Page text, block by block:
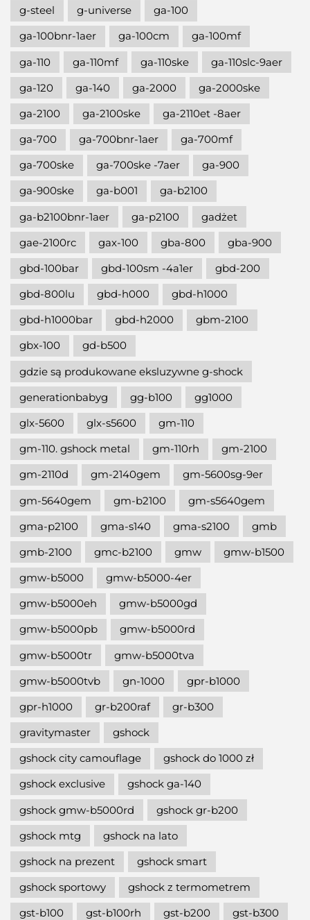
g-steel
g-universe
ga-100
ga-100bnr-1aer
ga-100cm
ga-100mf
ga-110
ga-110mf ga-110ske
ga-110slc-9aer
ga-120
ga-140 ga-2000
ga-2000ske
ga-2100
ga-2100ske
ga-2110et -8aer
ga-700
ga-700bnr-1aer
ga-700mf
ga-700ske
ga-700ske -7aer
ga-900
ga-900ske
ga-b001
ga-b2100
ga-b2100bnr-1aer
ga-p2100
gadżet
gae-2100rc
gax-100 gba-800
gba-900
gbd-100bar
gbd-100sm -4a1er
gbd-200
gbd-800lu
gbd-h000
gbd-h1000
gbd-h1000bar
gbd-h2000
gbm-2100
gbx-100
gd-b500
gdzie są produkowane eksluzywne g-shock
generationbabyg
gg-b100
gg1000
glx-5600
glx-s5600
gm-110
gm-110. gshock metal
gm-110rh
gm-2100
gm-2110d
gm-2140gem
gm-5600sg-9er
gm-5640gem
gm-b2100
gm-s5640gem
gma-p2100
gma-s140 gma-s2100
gmb
gmb-2100
gmc-b2100 gmw
gmw-b1500
gmw-b5000
gmw-b5000-4er
gmw-b5000eh
gmw-b5000gd
gmw-b5000pb
gmw-b5000rd
gmw-b5000tr
gmw-b5000tva
gmw-b5000tvb
gn-1000
gpr-b1000
gpr-h1000
gr-b200raf
gr-b300
gravitymaster
gshock
gshock city camouflage
gshock do 1000 zł
gshock exclusive
gshock ga-140
gshock gmw-b5000rd
gshock gr-b200
gshock mtg
gshock na lato
gshock na prezent
gshock smart
gshock sportowy
gshock z termometrem
gst-b100
gst-b100rh gst-b200 gst-b300